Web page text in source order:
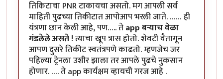
तिकिटाचा PNR टाकायचा असतो. मग आपली सर्व
माहिती पुढच्या तिकीटात आपोआप भरली जाते. …… ही
यंत्रणा छान केली आहे, पण….. तेapp बऱ्याच वेळा
गंडलेले असते! त्याचा खूप त्रास होतो. शेवटी वैतागून
आपण दुसरे तिकीट स्वतंत्रपणे काढतो. म्हणजेच जर
पहिल्या ट्रेनला उशीर झाला तर आपले पुढचे नुकसान
होणार. …. ते app कार्यक्षम व्हायची गरज आहे .